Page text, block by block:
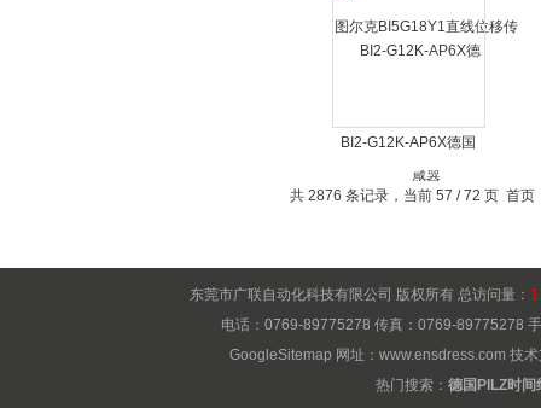
BI2-G12K-AP6X德国
TURCK电容式接近开
关包邮价格好
共 2876 条记录，当前 57 / 72 页 首页
东莞市广联自动化科技有限公司 版权所有 总访问量：
电话：0769-89775278 传真：0769-89775278
GoogleSitemap 网址： www.ensdress.com 技
热门搜索： 德国PILZ时间